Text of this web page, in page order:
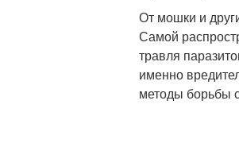
От мошки и
Самой
травля
именно
методы борьбы